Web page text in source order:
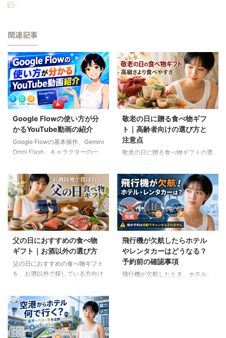
-
関連記事
Google Flowの使い方が分
かるYouTube動画の紹介
Google Flowの基本操作、Gemini
Omni Flash、キャラクターの一
研究室の長編動画18本を、目的別
に分かりやすく紹介します。
敬老の日に贈る食べ物ギフ
ト｜高齢者向けの選び方と
注意点
敬老の日に贈る食べ物ギフトの選
力や好み、食事制限、保存方法に
配慮しながら、和菓子、スープ、
ご飯のお供、やわらか食などの候
補をわかりやすく解説します。
父の日におすすめの食べ物
ギフト｜お酒以外の選び方
父の日におすすめの食べ物ギフト
を、お酒以外で探している方向け
など、父の好みに合わせた選び方
と注意点を解説します。
飛行機が欠航したらホテル
やレンタカーはどうなる？
予約前の確認事項
飛行機が欠航したとき、ホテル、